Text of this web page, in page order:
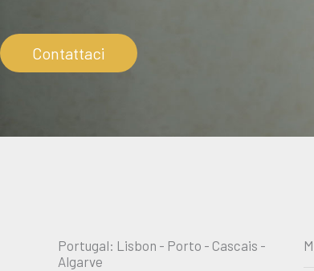
Contattaci
Portugal: Lisbon - Porto - Cascais -
Algarve